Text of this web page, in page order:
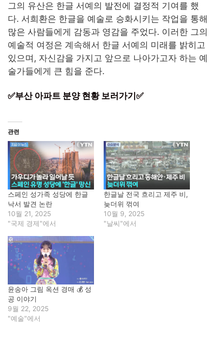
그의 유산은 한글 서예의 발전에 결정적 기여를 했
다. 서희환은 한글을 예술로 승화시키는 작업을 통해
많은 사람들에게 감동과 영감을 주었다. 이러한 그의
예술적 여정은 계속해서 한글 서예의 미래를 밝히고
있으며, 자신감을 가지고 앞으로 나아가고자 하는 예
술가들에게 큰 힘을 준다.
✅부산 아파트 분양 현황 보러가기✅
관련
스페인 성가족 성당에 한글
낙서 발견 논란
10월 21, 2025
"국제 경제"에서
한글날 전국 흐리고 제주 비,
늦더위 꺾여
10월 9, 2025
"날씨"에서
윤송아 그림 옥션 경매 💰 성
공 이야기
9월 22, 2025
"예술"에서